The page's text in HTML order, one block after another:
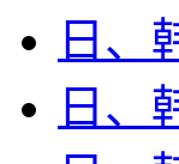
日、
日、